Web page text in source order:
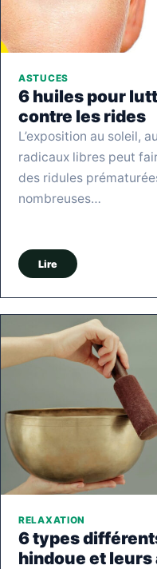
ASTUCES
6 huiles pour
contre les rides
L’exposition au soleil,
radicaux libres peut
des ridules
nombreuses…
Lire
RELAXATION
6 types
hindoue et leurs